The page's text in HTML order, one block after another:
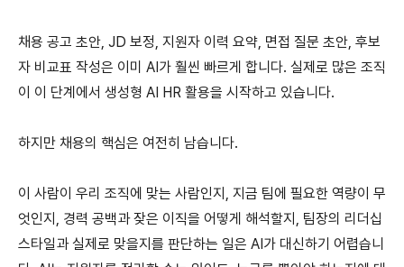
채용 공고 초안, JD 보정, 지원자 이력 요약, 면접 질문 초안, 후보
자 비교표 작성은 이미 AI가 훨씬 빠르게 합니다. 실제로 많은 조직
이 이 단계에서 생성형 AI HR 활용을 시작하고 있습니다.
하지만 채용의 핵심은 여전히 남습니다.
이 사람이 우리 조직에 맞는 사람인지, 지금 팀에 필요한 역량이 무
엇인지, 경력 공백과 잦은 이직을 어떻게 해석할지, 팀장의 리더십
스타일과 실제로 맞을지를 판단하는 일은 AI가 대신하기 어렵습니